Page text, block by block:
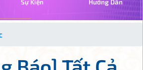
Sự Kiện Hướng Dẫn